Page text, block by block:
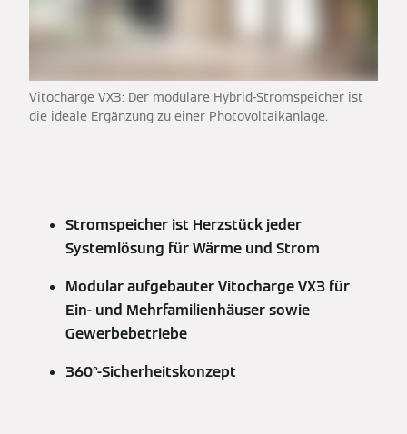
Vitocharge VX3: Der modulare Hybrid-Stromspeicher ist
die ideale Ergänzung zu einer Photovoltaikanlage.
Stromspeicher ist Herzstück jeder
Systemlösung für Wärme und Strom
Modular aufgebauter Vitocharge VX3 für
Ein- und Mehrfamilienhäuser sowie
Gewerbebetriebe
360°-Sicherheitskonzept